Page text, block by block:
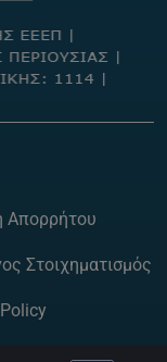
Απορρήτου
Στοιχηματισμός